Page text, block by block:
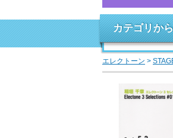
カテゴリか
エレクトーン >